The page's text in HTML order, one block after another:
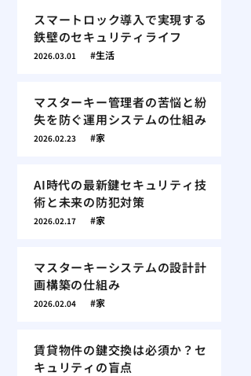
スマートロック導入で実現する
鉄壁のセキュリティライフ
2026.03.01 生活
マスターキー管理者の苦悩と紛
失を防ぐ運用システムの仕組み
2026.02.23 家
AI時代の最新鍵セキュリティ技
術と未来の防犯対策
2026.02.17 家
マスターキーシステムの設計計
画構築の仕組み
2026.02.04 家
賃貸物件の鍵交換は必須か？セ
キュリティの盲点